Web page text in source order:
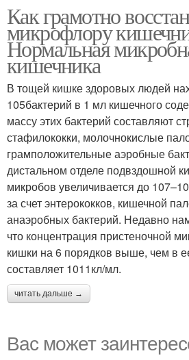
Как грамотно
микрофлору
Нормальная
кишечника
В тощей кишке здоровых людей
105бактерий в 1 мл кишечного
массу этих бактерий составляют
стафилококки, молочнокислые
грамположительные аэробные
дистальном отделе подвздошной
микробов увеличивается до
за счет энтерококков, кишечной
анаэробных бактерий. Недавно
что концентрация пристеночной
кишки на 6 порядков выше, чем в
составляет 1011кл/мл.
читать дальше →
Вас может